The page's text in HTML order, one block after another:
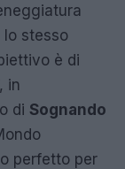
lo stesso
è di
in
di Sognando
perfetto per